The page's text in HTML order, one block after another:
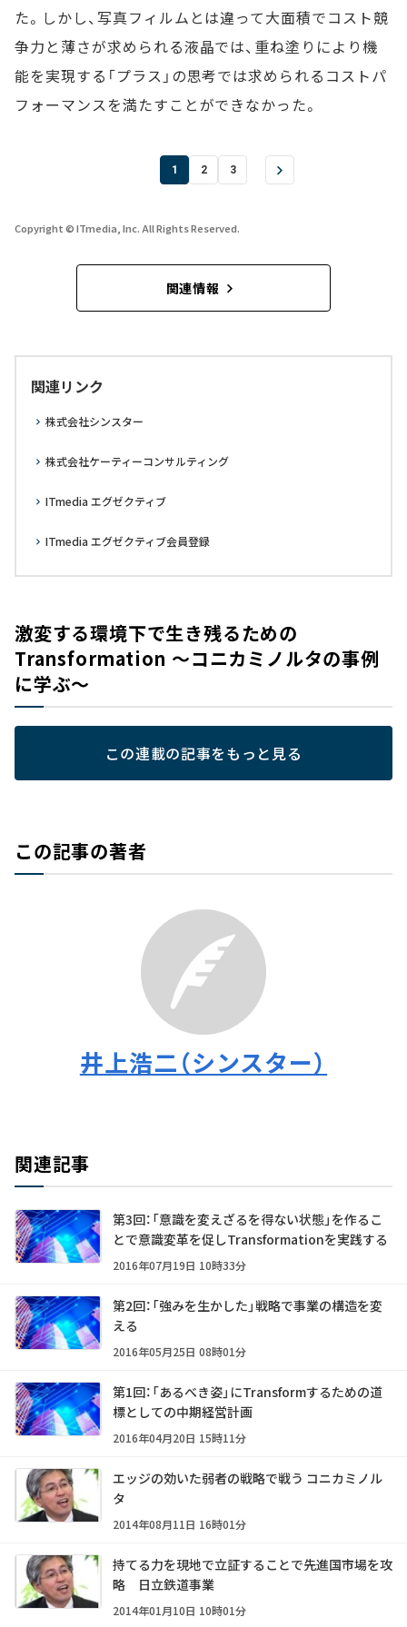
た。しかし、写真フィルムとは違って大面積でコスト競
争力と薄さが求められる液晶では、重ね塗りにより機
能を実現する「プラス」の思考では求められるコストパ
フォーマンスを満たすことができなかった。
1 2 3
Copyright © ITmedia, Inc. All Rights Reserved.
関連情報
関連リンク
株式会社シンスター
株式会社ケーティーコンサルティング
ITmedia エグゼクティブ
ITmedia エグゼクティブ会員登録
激変する環境下で生き残るための
Transformation ～コニカミノルタの事例
に学ぶ～
この連載の記事をもっと見る
この記事の著者
井上浩二（シンスター）
関連記事
第3回：「意識を変えざるを得ない状態」を作るこ
とで意識変革を促しTransformationを実践する
2016年07月19日 10時33分
第2回：「強みを生かした」戦略で事業の構造を変
える
2016年05月25日 08時01分
第1回：「あるべき姿」にTransformするための道
標としての中期経営計画
2016年04月20日 15時11分
エッジの効いた弱者の戦略で戦う コニカミノル
タ
2014年08月11日 16時01分
持てる力を現地で立証することで先進国市場を攻
略 日立鉄道事業
2014年01月10日 10時01分